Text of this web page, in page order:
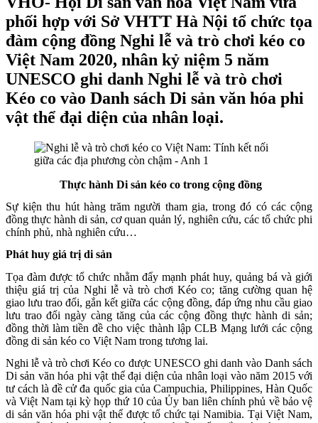
phối hợp với Sở VHTT Hà Nội tổ chức tọa
đàm cộng đồng Nghi lễ và trò chơi kéo co
Việt Nam 2020, nhân kỷ niệm 5 năm
UNESCO ghi danh Nghi lễ và trò chơi
Kéo co vào Danh sách Di sản văn hóa phi
vật thể đại diện của nhân loại.
Thực hành Di sản kéo co trong cộng đồng
Sự kiện thu hút hàng trăm người tham gia, trong đó có các cộng
đồng thực hành di sản, cơ quan quản lý, nghiên cứu, các tổ chức phi
chính phủ, nhà nghiên cứu…
Phát huy giá trị di sản
Tọa đàm được tổ chức nhằm đẩy mạnh phát huy, quảng bá và giới
thiệu giá trị của Nghi lễ và trò chơi Kéo co; tăng cường quan hệ
giao lưu trao đổi, gắn kết giữa các cộng đồng, đáp ứng nhu cầu giao
lưu trao đổi ngày càng tăng của các cộng đồng thực hành di sản;
đồng thời làm tiền đề cho việc thành lập CLB Mạng lưới các cộng
đồng di sản kéo co Việt Nam trong tương lai.
Nghi lễ và trò chơi Kéo co được UNESCO ghi danh vào Danh sách
Di sản văn hóa phi vật thể đại diện của nhân loại vào năm 2015 với
tư cách là đề cử đa quốc gia của Campuchia, Philippines, Hàn Quốc
và Việt Nam tại kỳ họp thứ 10 của Ủy ban liên chính phủ về bảo vệ
di sản văn hóa phi vật thể được tổ chức tại Namibia. Tại Việt Nam,